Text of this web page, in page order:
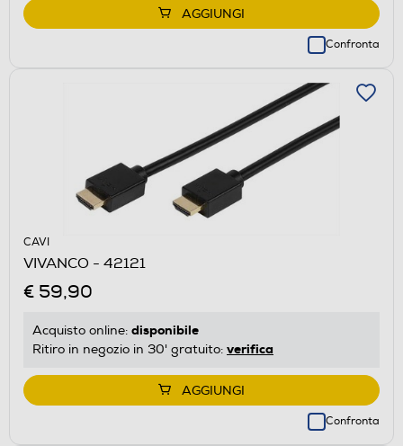
AGGIUNGI
Confronta
CAVI
VIVANCO - 42121
€ 59,90
Acquisto online: disponibile
Ritiro in negozio in 30' gratuito: verifica
AGGIUNGI
Confronta